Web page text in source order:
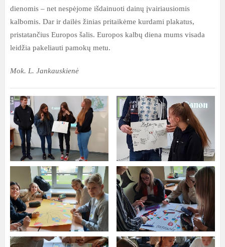
dienomis – net nespėjome išdainuoti dainų įvairiausiomis
kalbomis. Dar ir dailės žinias pritaikėme kurdami plakatus,
pristatančius Europos šalis. Europos kalbų diena mums visada
leidžia pakeliauti pamokų metu.
Mok. L. Jankauskienė